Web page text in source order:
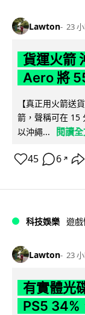
Lawton 23
貨運火箭
Aero 將
【真正用火箭送
箭，聲稱可在 15
以沖繩...
閱讀
45 6 ↗
科技娛樂 遊戲
Lawton 23
有實體光
PS5 34%